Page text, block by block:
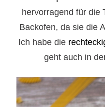
hervorragend für die
Backofen, da sie die
Ich habe die
geht auch in